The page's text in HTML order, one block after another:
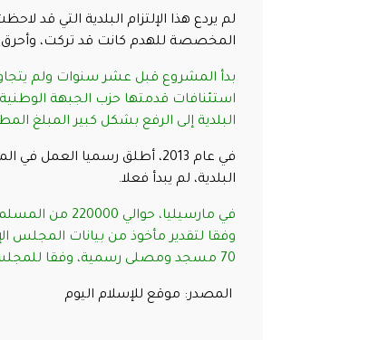
لم يردع هذا الإلتزام البلدية التي قد
المخصصة للهدم كانت قد تركت، وأحرق
استئنافات قدمتها حزب الجبهة
البلدية إلى الرفع بشكل كبير المبلغ
في عام 2013، أطلق رسميا
البلدية، لم يبدأ فعلا.
وفقا لتقدير مأخوذ من بيانات المجلس
70 مسجد ومصلى رسمية، وفقا للمجلس الإقليمي للديانة الاسلامية أيضا.
المصدر: موقع للإسلام اليوم